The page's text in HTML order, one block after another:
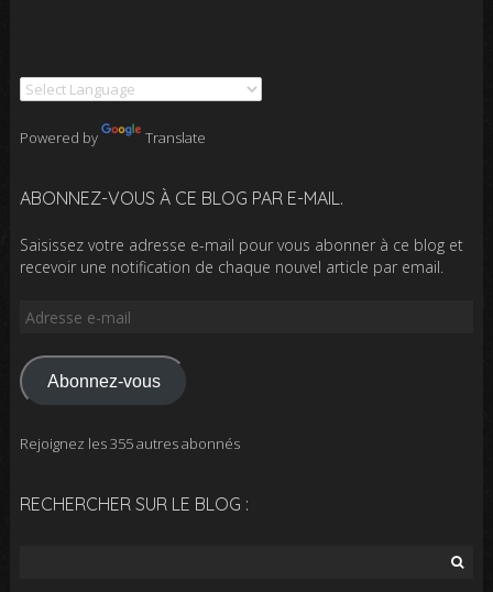
Powered by Translate
ABONNEZ-VOUS À CE BLOG PAR E-MAIL.
Saisissez votre adresse e-mail pour vous abonner à ce blog et
recevoir une notification de chaque nouvel article par email.
Adresse
mail
Abonnez-vous
Rejoignez les 355 autres abonnés
RECHERCHER SUR LE BLOG :